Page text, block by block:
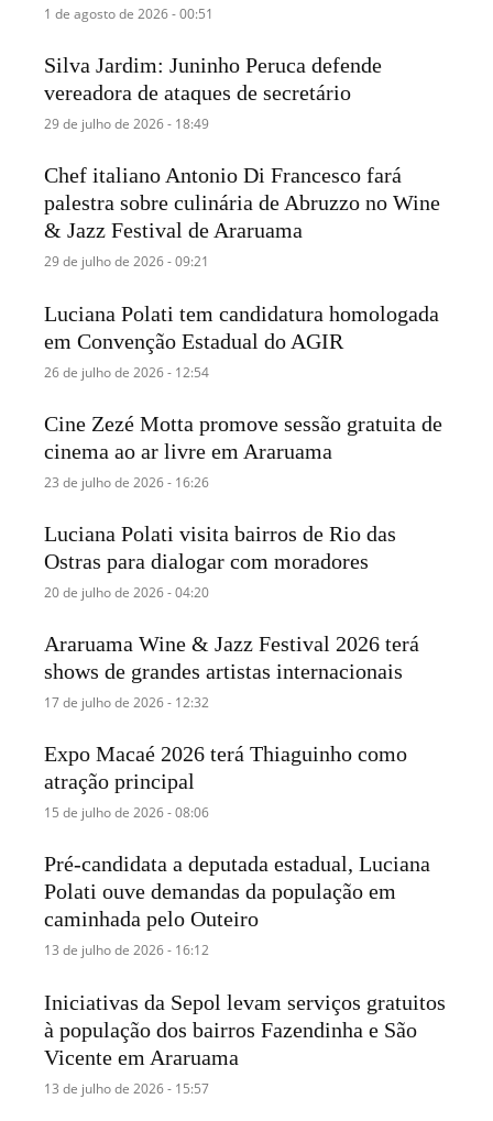
1 de agosto de 2026 - 00:51
Silva Jardim: Juninho Peruca defende
vereadora de ataques de secretário
29 de julho de 2026 - 18:49
Chef italiano Antonio Di Francesco fará
palestra sobre culinária de Abruzzo no Wine
& Jazz Festival de Araruama
29 de julho de 2026 - 09:21
Luciana Polati tem candidatura homologada
em Convenção Estadual do AGIR
26 de julho de 2026 - 12:54
Cine Zezé Motta promove sessão gratuita de
cinema ao ar livre em Araruama
23 de julho de 2026 - 16:26
Luciana Polati visita bairros de Rio das
Ostras para dialogar com moradores
20 de julho de 2026 - 04:20
Araruama Wine & Jazz Festival 2026 terá
shows de grandes artistas internacionais
17 de julho de 2026 - 12:32
Expo Macaé 2026 terá Thiaguinho como
atração principal
15 de julho de 2026 - 08:06
Pré-candidata a deputada estadual, Luciana
Polati ouve demandas da população em
caminhada pelo Outeiro
13 de julho de 2026 - 16:12
Iniciativas da Sepol levam serviços gratuitos
à população dos bairros Fazendinha e São
Vicente em Araruama
13 de julho de 2026 - 15:57